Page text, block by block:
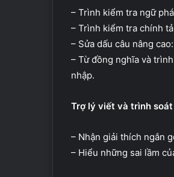
– Trình kiểm tra ngữ
– Trình kiểm tra chính
– Sửa dấu câu nâng
– Từ đồng nghĩa và
nhập.
Trợ lý viết và trình
– Nhận giải thích ngắn
– Hiểu những sai lầm